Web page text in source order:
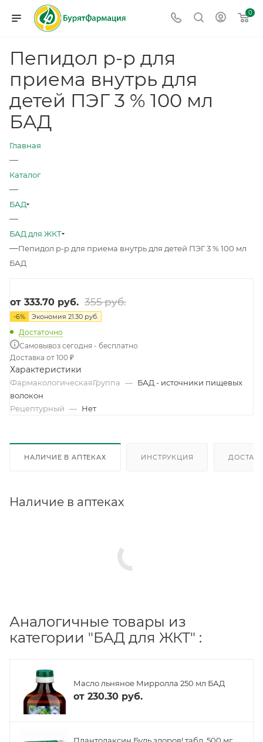
0
Пепидол р-р для
приема внутрь для
детей ПЭГ 3 % 100 мл
БАД
Главная
—
Каталог
—
БАД
—
БАД для ЖКТ
—Пепидол р-р для приема внутрь для детей ПЭГ 3 % 100 мл
БАД
от 333.70 руб. 355 руб.
-6% Экономия 21.30 руб.
Достаточно
Самовывоз сегодня - бесплатно
Доставка от 100 ₽
Характеристики
ФармакологическаяГруппа — БАД - источники пищевых
волокон
Рецептурный — Нет
НАЛИЧИЕ В АПТЕКАХ ИНСТРУКЦИЯ
Наличие в аптеках
Аналогичные товары из
категории "БАД для ЖКТ" :
Масло льняное Мирролла 250 мл БАД
от 230.30 руб.
Плантолаксин Будь здоров! табл. 500 мг